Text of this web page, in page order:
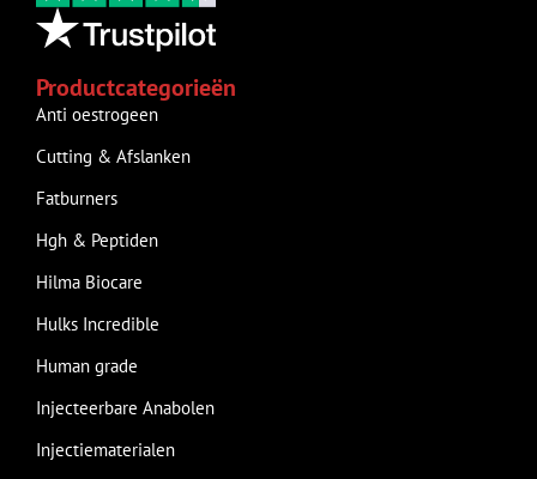
Productcategorieën
Anti oestrogeen
Cutting & Afslanken
Fatburners
Hgh & Peptiden
Hilma Biocare
Hulks Incredible
Human grade
Injecteerbare Anabolen
Injectiematerialen